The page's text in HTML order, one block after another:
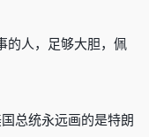
的人，足够大胆，佩
总统永远画的是特朗